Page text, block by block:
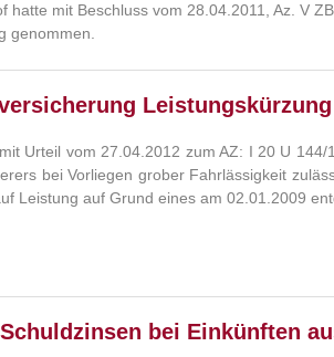
hatte mit Beschluss vom 28.04.2011, Az. V
genommen.
Urteil vom 27.04.2012 zum AZ: I 20 U
bei Vorliegen grober Fahrlässigkeit
Leistung auf Grund eines am 02.01.2009
bei Einkünften